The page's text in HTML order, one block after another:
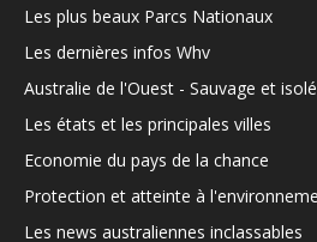
Les plus beaux Parcs Nationaux
Les dernières infos Whv
Australie de l'Ouest - Sauvage et isolé
Les états et les principales villes
Economie du pays de la chance
Protection et atteinte à
Les news australiennes inclassables